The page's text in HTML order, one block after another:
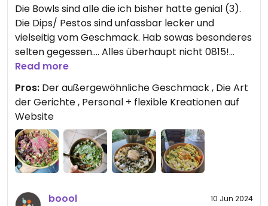
Die Bowls sind alle die ich bisher hatte genial (3).
Die Dips/ Pestos sind unfassbar lecker und
vielseitig vom Geschmack. Hab sowas besonderes
selten gegessen.... Alles überhaupt nicht 0815!
Lohnt sich vorbei zu schauen. Das Personal ist
auch unfassbar freundlich.
Man kann auch eigene Bowls kreieren auf der
Homepage.
Und toll zu wissen, dass der Laden einen eigenen
Lieferdienst hat unnnndddd auf Lieferando
zufinden ist. Preis der bowls liegt zwischen 12 € und
15€ ist immer ne Grosse portion! 😍
Read more
Pros: Der außergewöhnliche Geschmack , Die Art
der Gerichte , Personal + flexible Kreationen auf
Website
boool 10 Jun 2024